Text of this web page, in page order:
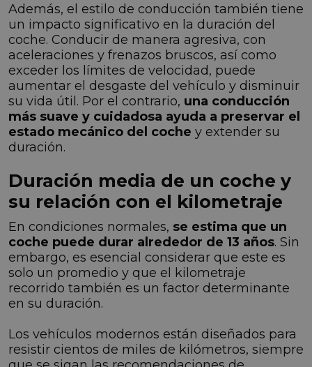
Además, el estilo de conducción también tiene
un impacto significativo en la duración del
coche. Conducir de manera agresiva, con
aceleraciones y frenazos bruscos, así como
exceder los límites de velocidad, puede
aumentar el desgaste del vehículo y disminuir
su vida útil. Por el contrario, una conducción
más suave y cuidadosa ayuda a preservar el
estado mecánico del coche y extender su
duración.
Duración media de un coche y
su relación con el kilometraje
En condiciones normales, se estima que un
coche puede durar alrededor de 13 años. Sin
embargo, es esencial considerar que este es
solo un promedio y que el kilometraje
recorrido también es un factor determinante
en su duración.
Los vehículos modernos están diseñados para
resistir cientos de miles de kilómetros, siempre